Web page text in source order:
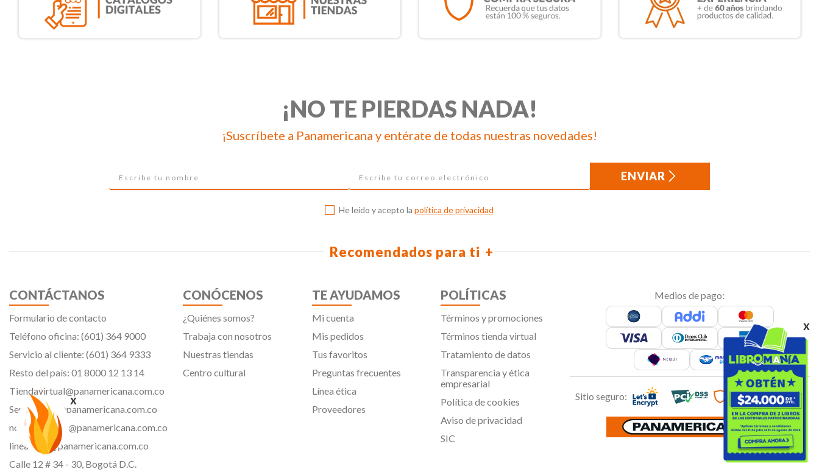
x
x
¡NO TE PIERDAS NADA!
¡Suscríbete a Panamericana y entérate de todas nuestras novedades!
ENVIAR
He leído y acepto la política de privacidad
Recomendados para ti
CONTÁCTANOS
Formulario de contacto
Teléfono oficina: (601) 364 9000
Servicio al cliente: (601) 364 9333
Resto del país: 01 8000 12 13 14
Tiendavirtual@panamericana.com.co
Servicliente@panamericana.com.co
notificaciones@panamericana.com.co
lineaetica@panamericana.com.co
Calle 12 # 34 - 30, Bogotá D.C.
CONÓCENOS
¿Quiénes somos?
Trabaja con nosotros
Nuestras tiendas
Centro cultural
TE AYUDAMOS
Mi cuenta
Mis pedidos
Tus favoritos
Preguntas frecuentes
Línea ética
Proveedores
POLÍTICAS
Términos y promociones
Términos tienda virtual
Tratamiento de datos
Transparencia y ética
empresarial
Política de cookies
Aviso de privacidad
SIC
Medios de pago:
Sitio seguro: